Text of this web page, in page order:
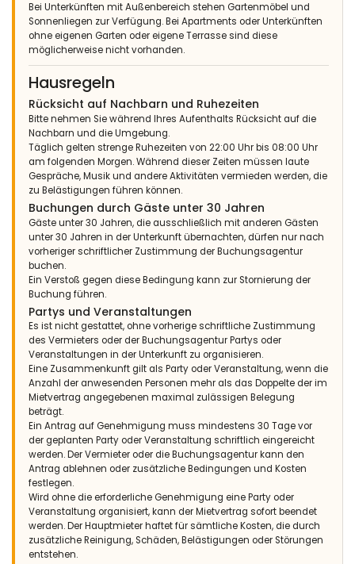
Bei Unterkünften mit Außenbereich stehen Gartenmöbel und
Sonnenliegen zur Verfügung. Bei Apartments oder Unterkünften
ohne eigenen Garten oder eigene Terrasse sind diese
möglicherweise nicht vorhanden.
Hausregeln
Rücksicht auf Nachbarn und Ruhezeiten
Bitte nehmen Sie während Ihres Aufenthalts Rücksicht auf die
Nachbarn und die Umgebung.
Täglich gelten strenge Ruhezeiten von 22:00 Uhr bis 08:00 Uhr
am folgenden Morgen. Während dieser Zeiten müssen laute
Gespräche, Musik und andere Aktivitäten vermieden werden, die
zu Belästigungen führen können.
Buchungen durch Gäste unter 30 Jahren
Gäste unter 30 Jahren, die ausschließlich mit anderen Gästen
unter 30 Jahren in der Unterkunft übernachten, dürfen nur nach
vorheriger schriftlicher Zustimmung der Buchungsagentur
buchen.
Ein Verstoß gegen diese Bedingung kann zur Stornierung der
Buchung führen.
Partys und Veranstaltungen
Es ist nicht gestattet, ohne vorherige schriftliche Zustimmung
des Vermieters oder der Buchungsagentur Partys oder
Veranstaltungen in der Unterkunft zu organisieren.
Eine Zusammenkunft gilt als Party oder Veranstaltung, wenn die
Anzahl der anwesenden Personen mehr als das Doppelte der im
Mietvertrag angegebenen maximal zulässigen Belegung
beträgt.
Ein Antrag auf Genehmigung muss mindestens 30 Tage vor
der geplanten Party oder Veranstaltung schriftlich eingereicht
werden. Der Vermieter oder die Buchungsagentur kann den
Antrag ablehnen oder zusätzliche Bedingungen und Kosten
festlegen.
Wird ohne die erforderliche Genehmigung eine Party oder
Veranstaltung organisiert, kann der Mietvertrag sofort beendet
werden. Der Hauptmieter haftet für sämtliche Kosten, die durch
zusätzliche Reinigung, Schäden, Belästigungen oder Störungen
entstehen.